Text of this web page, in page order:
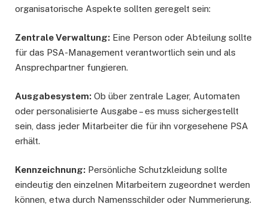
organisatorische Aspekte sollten geregelt sein:
Zentrale Verwaltung: Eine Person oder Abteilung sollte
für das PSA-Management verantwortlich sein und als
Ansprechpartner fungieren.
Ausgabesystem: Ob über zentrale Lager, Automaten
oder personalisierte Ausgabe – es muss sichergestellt
sein, dass jeder Mitarbeiter die für ihn vorgesehene PSA
erhält.
Kennzeichnung: Persönliche Schutzkleidung sollte
eindeutig den einzelnen Mitarbeitern zugeordnet werden
können, etwa durch Namensschilder oder Nummerierung.